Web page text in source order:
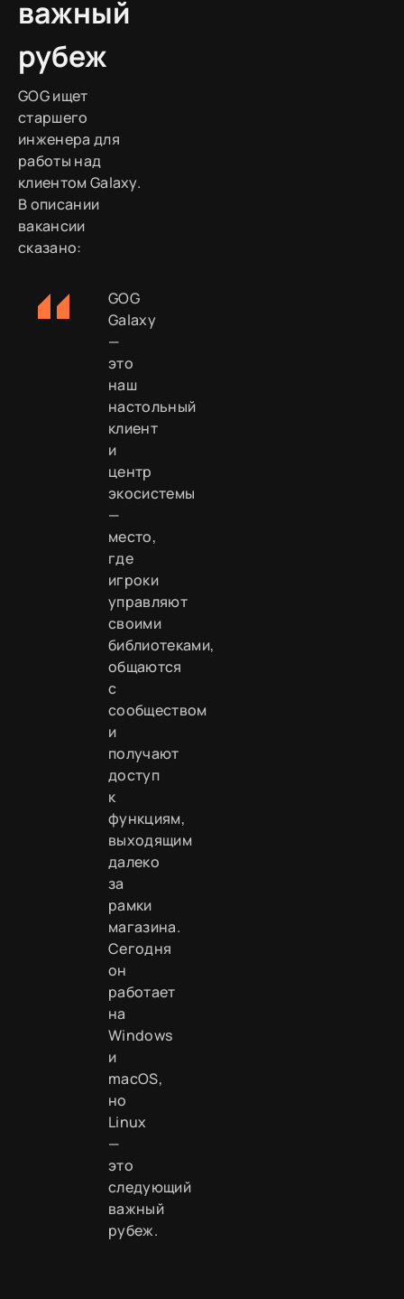
важный
рубеж
GOG ищет
старшего
инженера для
работы над
клиентом Galaxy.
В описании
вакансии
сказано:
GOG
Galaxy
—
это
наш
настольный
клиент
и
центр
экосистемы
—
место,
где
игроки
управляют
своими
библиотеками,
общаются
с
сообществом
и
получают
доступ
к
функциям,
выходящим
далеко
за
рамки
магазина.
Сегодня
он
работает
на
Windows
и
macOS,
но
Linux
—
это
следующий
важный
рубеж.